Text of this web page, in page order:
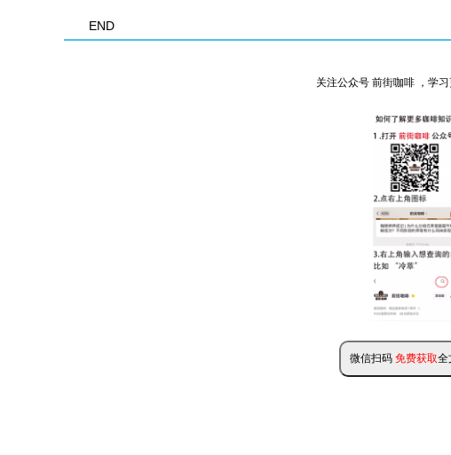
END
关注公众号 前街咖啡 ，学
微信扫码 免费获取全